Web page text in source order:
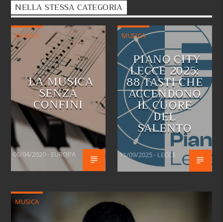
NELLA STESSA CATEGORIA
MUSICA
LA MUSICA
SENZA
CONFINI
06/04/2020 - EUROPA
MUSICA
PIANO CITY
LECCE 2025:
88 TASTI CHE
ACCENDONO
IL CUORE
DEL
SALENTO
11/09/2025 - LECCE
MUSICA